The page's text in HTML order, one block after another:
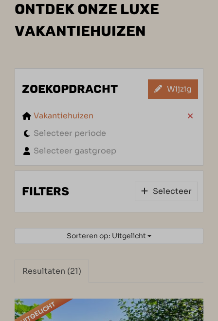
ONTDEK ONZE LUXE
VAKANTIEHUIZEN
ZOEKOPDRACHT Wijzig
Vakantiehuizen
Selecteer periode
Selecteer gastgroep
FILTERS Selecteer
Sorteren op: Uitgelicht
Resultaten (21)
UITGELICHT